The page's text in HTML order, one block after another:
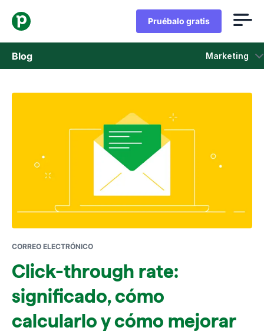
Pruébalo gratis
Blog Marketing
Ventas
Actualizaciones de Producto
Casos de estudio
Se abre en una nueva ventana
CORREO ELECTRÓNICO
Click-through rate:
significado, cómo
calcularlo y cómo mejorar